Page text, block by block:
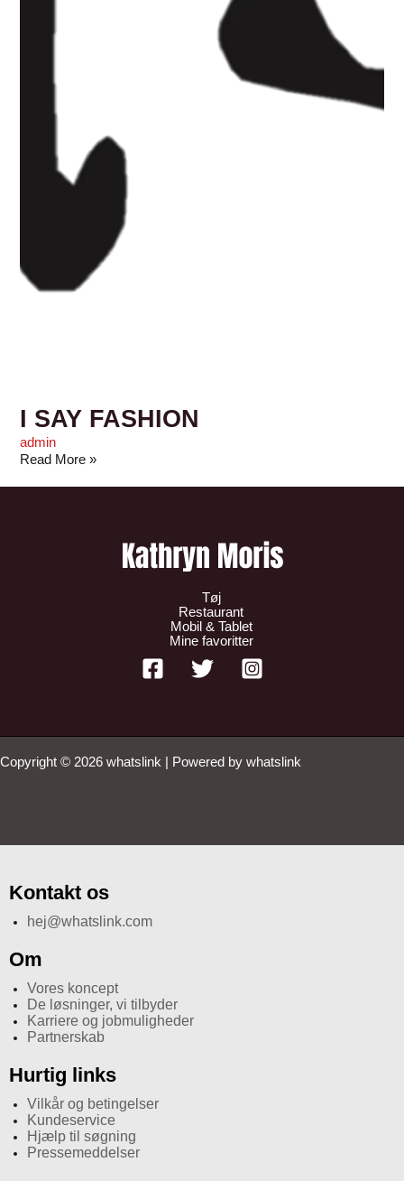
I SAY FASHION
admin
Read More »
Tøj
Restaurant
Mobil & Tablet
Mine favoritter
Copyright © 2026 whatslink | Powered by whatslink
Kontakt os
hej@whatslink.com
Om
Vores koncept
De løsninger, vi tilbyder
Karriere og jobmuligheder
Partnerskab
Hurtig links
Vilkår og betingelser
Kundeservice
Hjælp til søgning
Pressemeddelser